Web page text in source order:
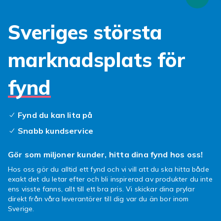
detaljarbete.Dottingpennorskapar prickar och
mönster i alla storlekar.Nagelstämplar
komplexa mönster enkelt och snabbt.
Pincetter är oumbärliga vid placering av glitter,
pärlor och rhinestones.
Köp nagelverktyg hos Fyndiq
Hos Fyndiq hittar du nagelverktyg i ett brett
Nagelverktyg – komplett
guide till professionella
hemmaverktyg
Sveriges största
marknadsplats för
fynd
Fynd du kan lita på
Snabb kundservice
Gör som miljoner kunder, hitta dina fynd hos oss!
Hos oss gör du alltid ett fynd och vi vill att du ska hitta både
exakt det du letar efter och bli inspirerad av produkter du inte
ens visste fanns, allt till ett bra pris. Vi skickar dina prylar
direkt från våra leverantörer till dig var du än bor inom
Sverige.